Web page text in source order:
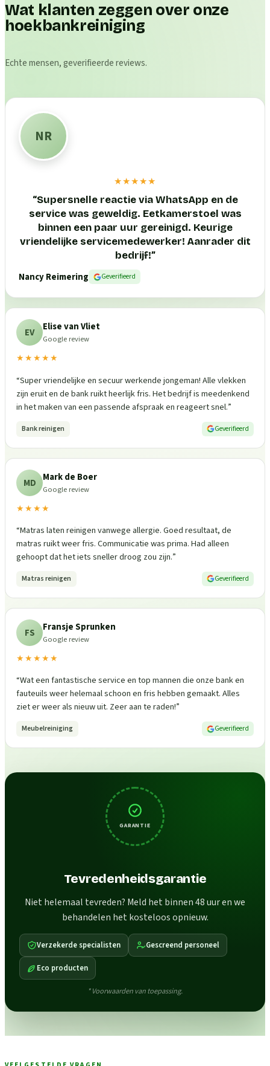
Wat klanten zeggen over onze
hoekbankreiniging
Echte mensen, geverifieerde reviews.
NR
★★★★★
“Supersnelle reactie via WhatsApp en de
service was geweldig. Eetkamerstoel was
binnen een paar uur gereinigd. Keurige
vriendelijke servicemedewerker! Aanrader dit
bedrijf!”
Nancy Reimering
Geverifieerd
EV Elise van Vliet
Google review
★★★★★
“Super vriendelijke en secuur werkende jongeman! Alle vlekken
zijn eruit en de bank ruikt heerlijk fris. Het bedrijf is meedenkend
in het maken van een passende afspraak en reageert snel.”
Bank reinigen Geverifieerd
MD Mark de Boer
Google review
★★★★
“Matras laten reinigen vanwege allergie. Goed resultaat, de
matras ruikt weer fris. Communicatie was prima. Had alleen
gehoopt dat het iets sneller droog zou zijn.”
Matras reinigen Geverifieerd
FS Fransje Sprunken
Google review
★★★★★
“Wat een fantastische service en top mannen die onze bank en
fauteuils weer helemaal schoon en fris hebben gemaakt. Alles
ziet er weer als nieuw uit. Zeer aan te raden!”
Meubelreiniging Geverifieerd
GARANTIE
Tevredenheidsgarantie
Niet helemaal tevreden? Meld het binnen 48 uur en we
behandelen het kosteloos opnieuw.
Verzekerde specialisten Gescreend personeel
Eco producten
* Voorwaarden van toepassing.